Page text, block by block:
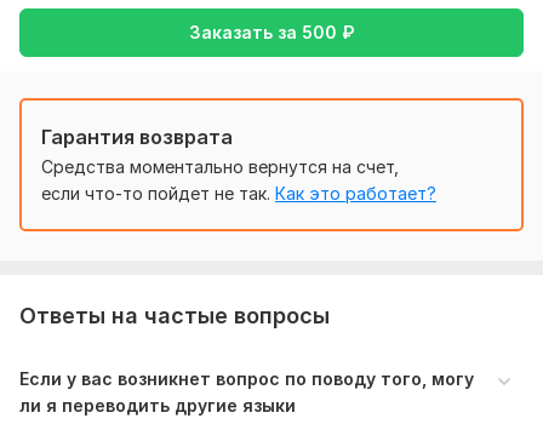
с Испанского на Русский
Заказать за 500 ₽
Гарантия возврата
Средства моментально вернутся на счет,
если что-то пойдет не так. Как это работает?
Ответы на частые вопросы
Если у вас возникнет вопрос по поводу того, могу
ли я переводить другие языки